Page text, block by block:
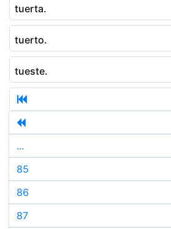
tuerta.
tuerto.
tueste.
...
85
86
87